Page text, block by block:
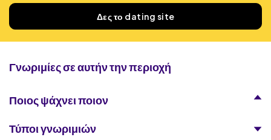
Βρήκαμε
Δες το dating site
Γνωριμίες σε αυτήν την περιοχή
Ποιος ψάχνει ποιον
Τύποι γνωριμιών